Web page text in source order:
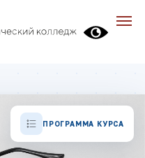
ПРОГРАММА КУРСА